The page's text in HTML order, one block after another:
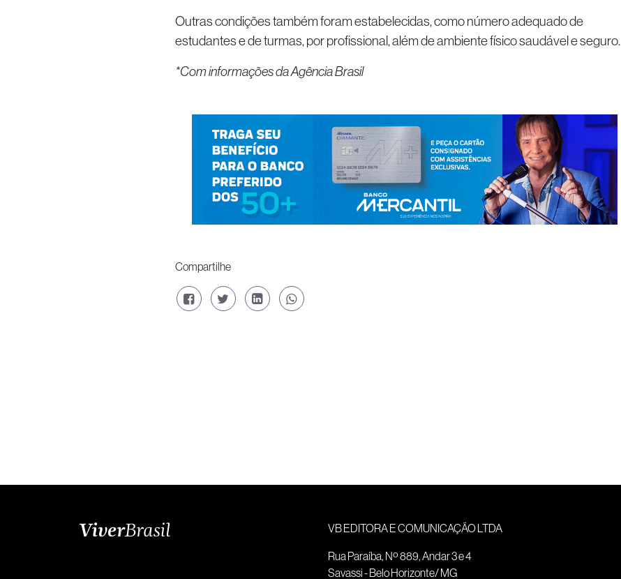
Outras condições também foram estabelecidas, como número adequado de
estudantes e de turmas, por profissional, além de ambiente físico saudável e seguro.
*Com informações da Agência Brasil
Compartilhe
VB EDITORA E COMUNICAÇÃO LTDA
Rua Paraíba, Nº 889, Andar 3 e 4
Savassi - Belo Horizonte/ MG